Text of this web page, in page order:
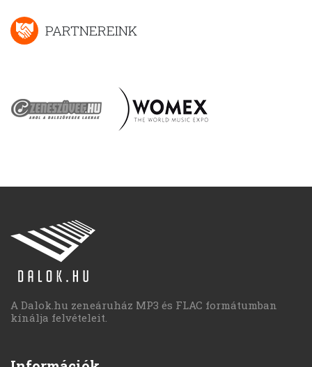
PARTNEREINK
A Dalok.hu zeneáruház MP3 és FLAC formátumban
kínálja felvételeit.